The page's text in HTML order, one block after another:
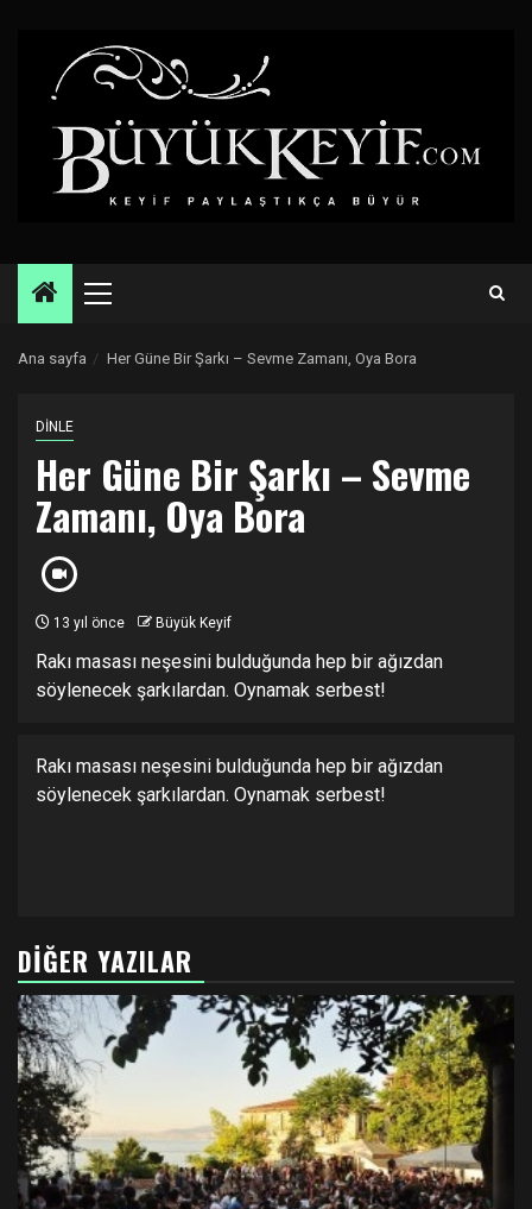
Primary
Ana sayfa Her Güne Bir Şarkı – Sevme Zamanı, Oya Bora
DİNLE
Her Güne Bir Şarkı – Sevme
Zamanı, Oya Bora
13 yıl önce Büyük Keyif
Rakı masası neşesini bulduğunda hep bir ağızdan
söylenecek şarkılardan. Oynamak serbest!
Rakı masası neşesini bulduğunda hep bir ağızdan
söylenecek şarkılardan. Oynamak serbest!
DIĞER YAZILAR